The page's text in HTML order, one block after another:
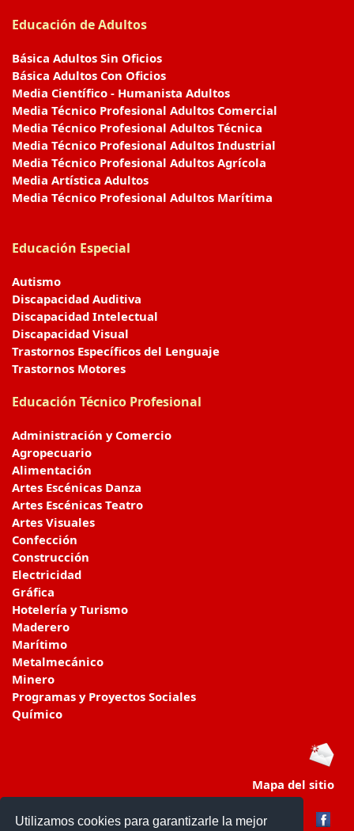
Utilizamos cookies para garantizarle la mejor
Educación de Adultos
Básica Adultos Sin Oficios
Básica Adultos Con Oficios
Media Científico - Humanista Adultos
Media Técnico Profesional Adultos Comercial
Media Técnico Profesional Adultos Técnica
Media Técnico Profesional Adultos Industrial
Media Técnico Profesional Adultos Agrícola
Media Artística Adultos
Media Técnico Profesional Adultos Marítima
Educación Especial
Autismo
Discapacidad Auditiva
Discapacidad Intelectual
Discapacidad Visual
Trastornos Específicos del Lenguaje
Trastornos Motores
Educación Técnico Profesional
Administración y Comercio
Agropecuario
Alimentación
Artes Escénicas Danza
Artes Escénicas Teatro
Artes Visuales
Confección
Construcción
Electricidad
Gráfica
Hotelería y Turismo
Maderero
Marítimo
Metalmecánico
Minero
Programas y Proyectos Sociales
Químico
Mapa del sitio